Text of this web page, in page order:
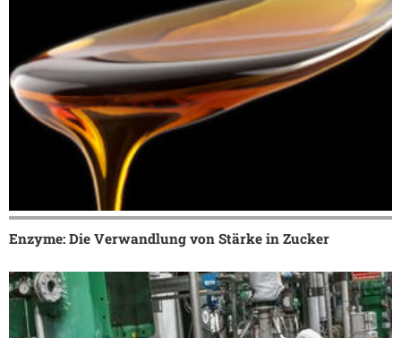
Enzyme: Die Verwandlung von Stärke in Zucker